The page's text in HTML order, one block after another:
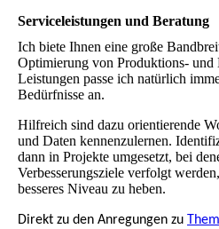
Serviceleistungen und Beratung
Ich biete Ihnen eine große
Optimierung von Produktions- und
Leistungen passe ich natürlich
Bedürfnisse an.
Hilfreich sind dazu orientierende
und Daten kennenzulernen.
dann in Projekte umgesetzt, bei
Verbesserungsziele verfolgt
besseres Niveau zu heben.
Direkt zu den Anregungen zu